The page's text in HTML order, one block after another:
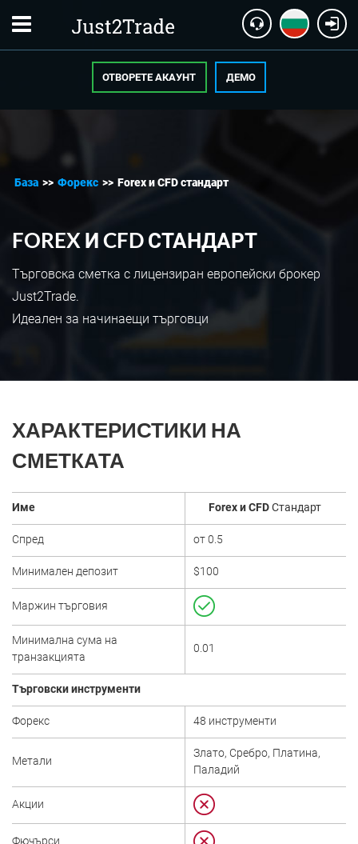
ОТВОРЕТЕ АКАУНТ ДЕМО
База >> Форекс >> Forex и CFD стандарт
FOREX И CFD СТАНДАРТ
Търговска сметка с лицензиран европейски брокер
Just2Trade.
Идеален за начинаещи търговци
ХАРАКТЕРИСТИКИ НА
СМЕТКАТА
Име Forex и CFDСтандарт
Спред от 0.5
Минимален депозит $100
Маржин търговия
Минимална сума на
транзакцията
0.01
Търговски инструменти
Форекс 48 инструменти
Метали
Злато, Сребро, Платина,
Паладий
Акции
Фючърси